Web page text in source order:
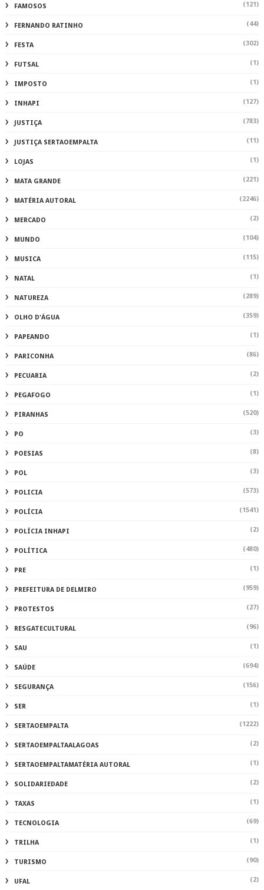
FAMOSOS (121)
FERNANDO RATINHO (44)
FESTA (302)
FUTSAL (1)
IMPOSTO (1)
INHAPI (127)
JUSTIÇA (783)
JUSTIÇA SERTAOEMPALTA (11)
LOJAS (1)
MATA GRANDE (221)
MATÉRIA AUTORAL (2246)
MERCADO (2)
MUNDO (104)
MUSICA (115)
NATAL (1)
NATUREZA (289)
OLHO D'ÁGUA (359)
PAPEANDO (1)
PARICONHA (86)
PECUARIA (2)
PEGAFOGO (1)
PIRANHAS (520)
PO (3)
POESIAS (8)
POL (3)
POLICIA (573)
POLÍCIA (1541)
POLÍCIA INHAPI (2)
POLÍTICA (480)
PRE (1)
PREFEITURA DE DELMIRO (959)
PROTESTOS (27)
RESGATECULTURAL (96)
SAU (1)
SAÚDE (694)
SEGURANÇA (156)
SER (1)
SERTAOEMPALTA (1222)
SERTAOEMPALTAALAGOAS (2)
SERTAOEMPALTAMATÉRIA AUTORAL (1)
SOLIDARIEDADE (2)
TAXAS (1)
TECNOLOGIA (69)
TRILHA (1)
TURISMO (90)
UFAL (2)